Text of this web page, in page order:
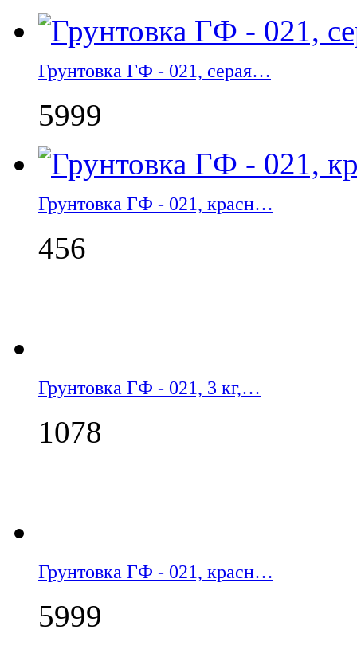
Грунтовка ГФ - 021, серая…
5999
Грунтовка ГФ - 021, красн…
456
Грунтовка ГФ - 021, 3 кг,…
1078
Грунтовка ГФ - 021, красн…
5999